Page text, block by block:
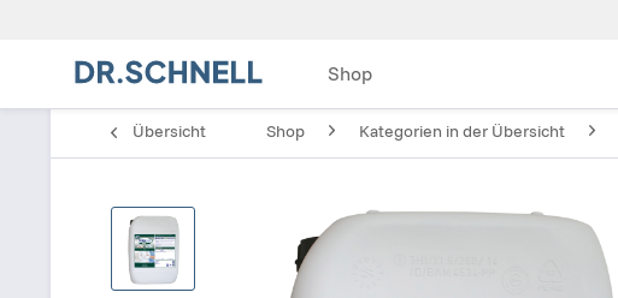
Shop
Übersicht Shop Kategorien in der Übersicht